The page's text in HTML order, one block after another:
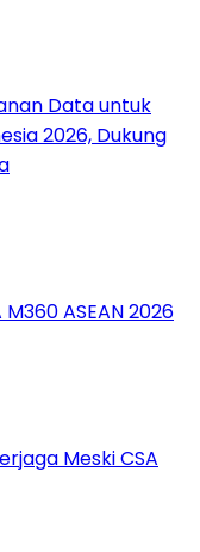
Data untuk
2026, Dukung
ASEAN 2026
Meski CSA